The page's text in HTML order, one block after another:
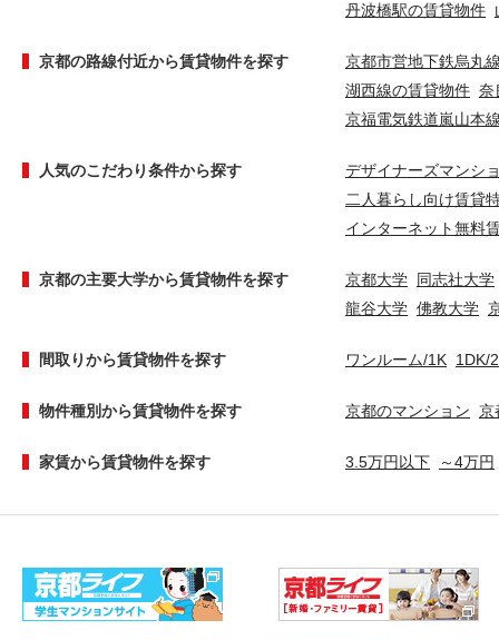
丹波橋駅の賃貸物件
京都の路線付近から賃貸物件を探す
京都市営地下鉄烏丸
湖西線の賃貸物件 奈
京福電気鉄道嵐山本
人気のこだわり条件から探す
デザイナーズマンシ
二人暮らし向け賃貸
インターネット無料
京都の主要大学から賃貸物件を探す 京都大学 同志社大学
龍谷大学 佛教大学
間取りから賃貸物件を探す ワンルーム/1K 1DK/
物件種別から賃貸物件を探す 京都のマンション 京
家賃から賃貸物件を探す 3.5万円以下 ～4万円